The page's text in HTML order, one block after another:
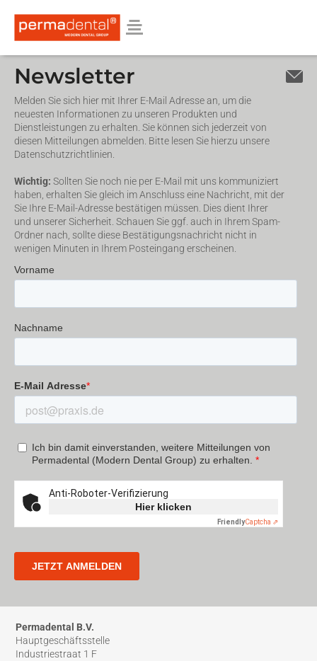
Newsletter
Melden Sie sich hier mit Ihrer E-Mail Adresse an, um die
neuesten Informationen zu unseren Produkten und
Dienstleistungen zu erhalten. Sie können sich jederzeit von
diesen Mitteilungen abmelden. Bitte lesen Sie hierzu unsere
Datenschutzrichtlinien.
Wichtig: Sollten Sie noch nie per E-Mail mit uns kommuniziert
haben, erhalten Sie gleich im Anschluss eine Nachricht, mit der
Sie Ihre E-Mail-Adresse bestätigen müssen. Dies dient Ihrer
und unserer Sicherheit. Schauen Sie ggf. auch in Ihrem Spam-
Ordner nach, sollte diese Bestätigungsnachricht nicht in
wenigen Minuten in Ihrem Posteingang erscheinen.
Permadental B.V.
Hauptgeschäftsstelle
Industriestraat 1 F